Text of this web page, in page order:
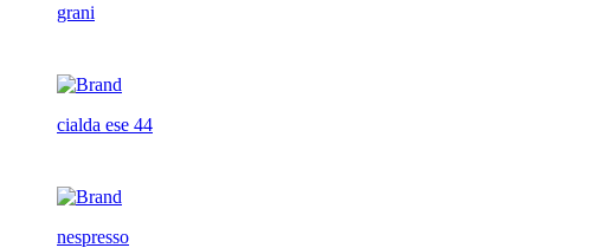
grani
cialda ese 44
nespresso